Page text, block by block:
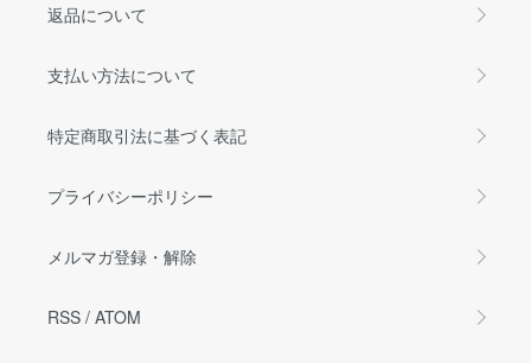
返品について
支払い方法について
特定商取引法に基づく表記
プライバシーポリシー
メルマガ登録・解除
RSS / ATOM